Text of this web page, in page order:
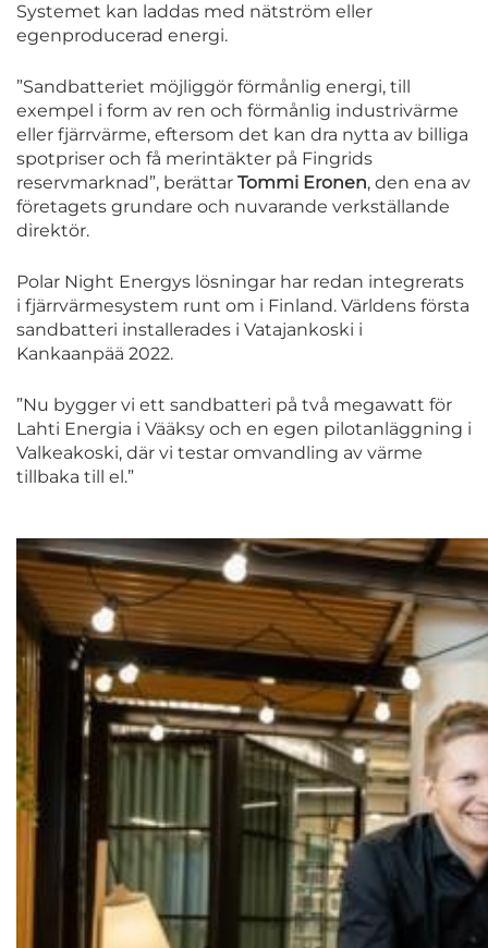
Systemet kan laddas med nätström eller
egenproducerad energi.
”Sandbatteriet möjliggör förmånlig energi, till
exempel i form av ren och förmånlig industrivärme
eller fjärrvärme, eftersom det kan dra nytta av billiga
spotpriser och få merintäkter på Fingrids
reservmarknad”, berättar Tommi Eronen, den ena av
företagets grundare och nuvarande verkställande
direktör.
Polar Night Energys lösningar har redan integrerats
i fjärrvärmesystem runt om i Finland. Världens första
sandbatteri installerades i Vatajankoski i
Kankaanpää 2022.
”Nu bygger vi ett sandbatteri på två megawatt för
Lahti Energia i Vääksy och en egen pilotanläggning i
Valkeakoski, där vi testar omvandling av värme
tillbaka till el.”